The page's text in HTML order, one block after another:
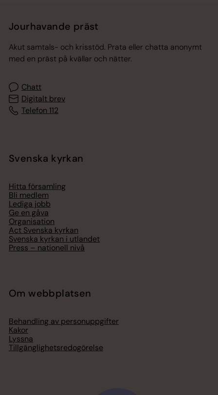
Jourhavande präst
Akut samtals- och krisstöd. Prata eller chatta anonymt
med en präst på kvällar och nätter.
Chatt
Digitalt brev
Telefon 112
Svenska kyrkan
Hitta församling
Bli medlem
Lediga jobb
Ge en gåva
Organisation
Act Svenska kyrkan
Svenska kyrkan i utlandet
Press – nationell nivå
Om webbplatsen
Behandling av personuppgifter
Kakor
Lyssna
Tillgänglighetsredogörelse